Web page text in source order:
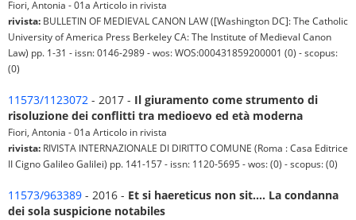
Fiori, Antonia - 01a Articolo in rivista
rivista: BULLETIN OF MEDIEVAL CANON LAW ([Washington DC]: The Catholic
University of America Press Berkeley CA: The Institute of Medieval Canon
Law) pp. 1-31 - issn: 0146-2989 - wos: WOS:000431859200001 (0) - scopus:
(0)
11573/1123072 - 2017 - Il giuramento come strumento di
risoluzione dei conflitti tra medioevo ed età moderna
Fiori, Antonia - 01a Articolo in rivista
rivista: RIVISTA INTERNAZIONALE DI DIRITTO COMUNE (Roma : Casa Editrice
II Cigno Galileo Galilei) pp. 141-157 - issn: 1120-5695 - wos: (0) - scopus: (0)
11573/963389 - 2016 - Et si haereticus non sit.... La condanna
dei sola suspicione notabiles